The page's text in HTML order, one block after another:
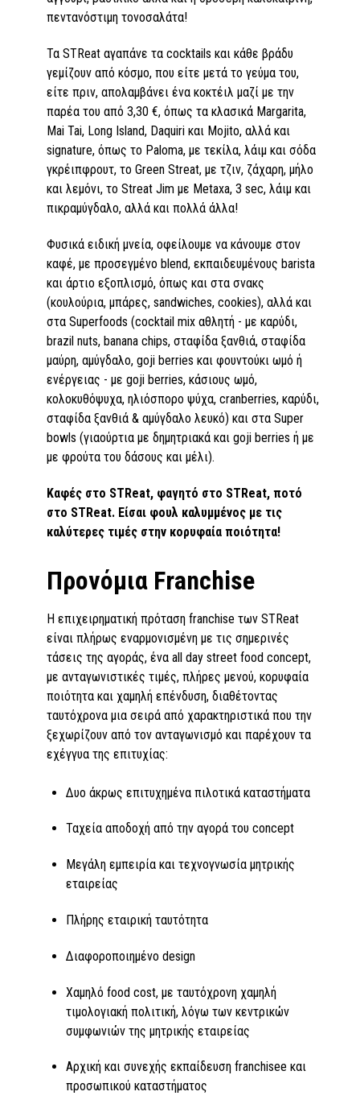
πεντανόστιμη τονοσαλάτα!
Τα STReat αγαπάνε τα cocktails και κάθε βράδυ
γεμίζουν από κόσμο, που είτε μετά το γεύμα του,
είτε πριν, απολαμβάνει ένα κοκτέιλ μαζί με την
παρέα του από 3,30 €, όπως τα κλασικά Margarita,
Mai Tai, Long Island, Daquiri και Mojito, αλλά και
signature, όπως το Paloma, με τεκίλα, λάιμ και σόδα
γκρέιπφρουτ, το Green Streat, με τζιν, ζάχαρη, μήλο
και λεμόνι, το Streat Jim με Metaxa, 3 sec, λάιμ και
πικραμύγδαλο, αλλά και πολλά άλλα!
Φυσικά ειδική μνεία, οφείλουμε να κάνουμε στον
καφέ, με προσεγμένο blend, εκπαιδευμένους barista
και άρτιο εξοπλισμό, όπως και στα σνακς
(κουλούρια, μπάρες, sandwiches, cookies), αλλά και
στα Superfoods (cocktail mix αθλητή - με καρύδι,
brazil nuts, banana chips, σταφίδα ξανθιά, σταφίδα
μαύρη, αμύγδαλο, goji berries και φουντούκι ωμό ή
ενέργειας - με goji berries, κάσιους ωμό,
κολοκυθόψυχα, ηλιόσπορο ψύχα, cranberries, καρύδι,
σταφίδα ξανθιά & αμύγδαλο λευκό) και στα Super
bowls (γιαούρτια με δημητριακά και goji berries ή με
με φρούτα του δάσους και μέλι).
Καφές στο STReat, φαγητό στο STReat, ποτό
στο STReat. Είσαι φουλ καλυμμένος με τις
καλύτερες τιμές στην κορυφαία ποιότητα!
Προνόμια Franchise
Η επιχειρηματική πρόταση franchise των STReat
είναι πλήρως εναρμονισμένη με τις σημερινές
τάσεις της αγοράς, ένα all day street food concept,
με ανταγωνιστικές τιμές, πλήρες μενού, κορυφαία
ποιότητα και χαμηλή επένδυση, διαθέτοντας
ταυτόχρονα μια σειρά από χαρακτηριστικά που την
ξεχωρίζουν από τον ανταγωνισμό και παρέχουν τα
εχέγγυα της επιτυχίας:
Δυο άκρως επιτυχημένα πιλοτικά καταστήματα
Ταχεία αποδοχή από την αγορά του concept
Μεγάλη εμπειρία και τεχνογνωσία μητρικής
εταιρείας
Πλήρης εταιρική ταυτότητα
Διαφοροποιημένο design
Χαμηλό food cost, με ταυτόχρονη χαμηλή
τιμολογιακή πολιτική, λόγω των κεντρικών
συμφωνιών της μητρικής εταιρείας
Αρχική και συνεχής εκπαίδευση franchisee και
προσωπικού καταστήματος